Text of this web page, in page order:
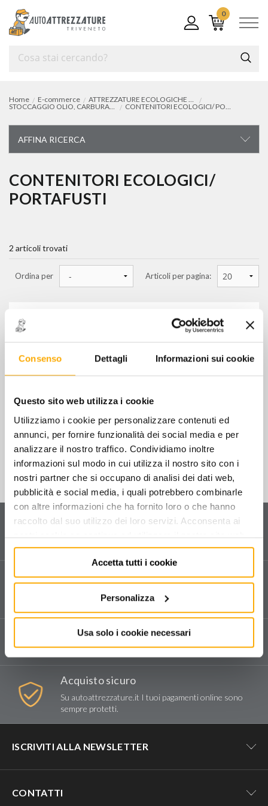
Consenso Dettagli Informazioni sui cookie
Questo sito web utilizza i cookie
Utilizziamo i cookie per personalizzare contenuti ed
annunci, per fornire funzionalità dei social media e per
analizzare il nostro traffico. Condividiamo inoltre
informazioni sul modo in cui utilizza il nostro sito con i
nostri partner che si occupano di analisi dei dati web,
pubblicità e social media, i quali potrebbero combinarle
con altre informazioni che ha fornito loro o che hanno
raccolto dal suo utilizzo dei loro servizi. Acconsenta ai
nostri cookie se continua ad utilizzare il nostro sito web.
Accetta tutti i cookie
Personalizza
Usa solo i cookie necessari
0
Home E-commerce
ATTREZZATURE ECOLOGICHE e PER LA PULIZIA
STOCCAGGIO OLIO, CARBURANTI E BATTERIE ESAUSTE
CONTENITORI ECOLOGICI/ PORTAFUSTI
AFFINA RICERCA
ATTREZZATURE ECOLOGICHE E PER LA PULIZIA
idropulitrici
stoccaggio olio, carburanti e batterie esauste
altre attrezzature per l'ecologia e la pulizia
FILTRA PER
MARCHI
BETA UTENSILI SPA
CONTENITORI ECOLOGICI/
PORTAFUSTI
2 articoli trovati
Ordina per Articoli per pagina:
3025/PF - PINZA MOVIMENTAZIONE
€298,00+ IVA
€ 468,00+ IVA
Servizio clienti
e sui nostri prodotti.
Assistenza tecnica
Vendita e assistenza tecnica dedicata in tutta Italia.
Compila il formper richiedere assistenza.
Spedizioni e reso
Consegna tramite corriere espresso.
Acquisto sicuro
Su autoattrezzature.it I tuoi pagamenti online sono
sempre protetti.
CONTATTI
ISCRIVITI ALLA NEWSLETTER
Resta aggiornato su tutte le novità e